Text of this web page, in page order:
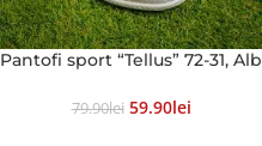
Pantofi sport “Tellus” 72-31, Alb
79.90Lei 59.90Lei